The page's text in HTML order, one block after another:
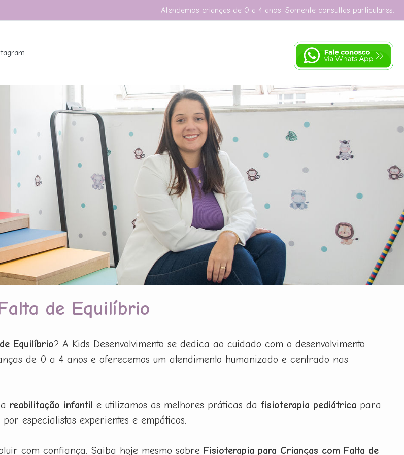
Atendemos crianças de 0 a 4 anos. Somente consultas particulares.
de Equilíbrio
Equilíbrio? A Kids Desenvolvimento se dedica ao cuidado com o desenvolvimento
de 0 a 4 anos e oferecemos um atendimento humanizado e centrado nas
reabilitação infantil e utilizamos as melhores práticas da fisioterapia pediátrica para
especialistas experientes e empáticos.
com confiança. Saiba hoje mesmo sobre Fisioterapia para Crianças com Falta de